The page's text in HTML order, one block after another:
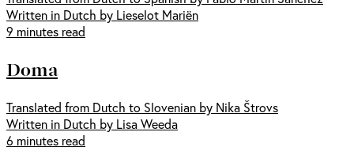
Written in Dutch by Lieselot Mariën
9 minutes read
Doma
Translated from Dutch to Slovenian by Nika Štrovs
Written in Dutch by Lisa Weeda
6 minutes read